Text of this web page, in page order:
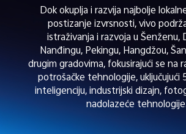
Dok okuplja i razvija najbolje
postizanje izvrsnosti, vivo
istraživanja i razvoja u Šenženu,
Nanđingu, Pekingu, Hangdžou,
drugim gradovima, fokusirajući se na
potrošačke tehnologije, uključujući
inteligenciju, industrijski dizajn,
nadolazeće